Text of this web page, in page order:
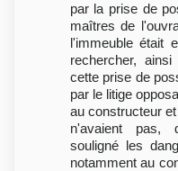
par la prise de
maîtres de
l'immeuble était
rechercher,
cette prise de
par le litige
au constructeur
n'avaient pas,
souligné les
notamment au